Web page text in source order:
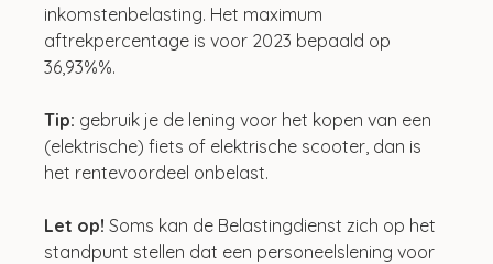
inkomstenbelasting. Het maximum
aftrekpercentage is voor 2023 bepaald op
36,93%%.
Tip: gebruik je de lening voor het kopen van een
(elektrische) fiets of elektrische scooter, dan is
het rentevoordeel onbelast.
Let op! Soms kan de Belastingdienst zich op het
standpunt stellen dat een personeelslening voor